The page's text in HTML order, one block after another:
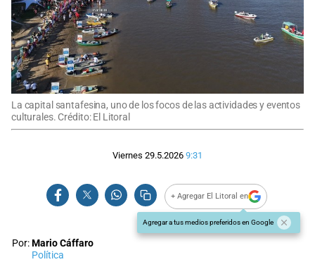
La capital santafesina, uno de los focos de las actividades y eventos
culturales. Crédito: El Litoral
Viernes 29.5.2026 9:31
+ Agregar El Litoral en
Agregar a tus medios preferidos en Google
Por:Mario Cáffaro
Política